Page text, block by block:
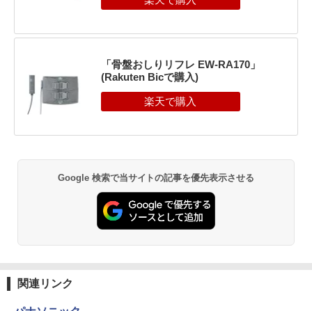
「骨盤おしりリフレ EW-RA170」
(Rakuten Bicで購入)
Google 検索で当サイトの記事を優先表示させる
関連リンク